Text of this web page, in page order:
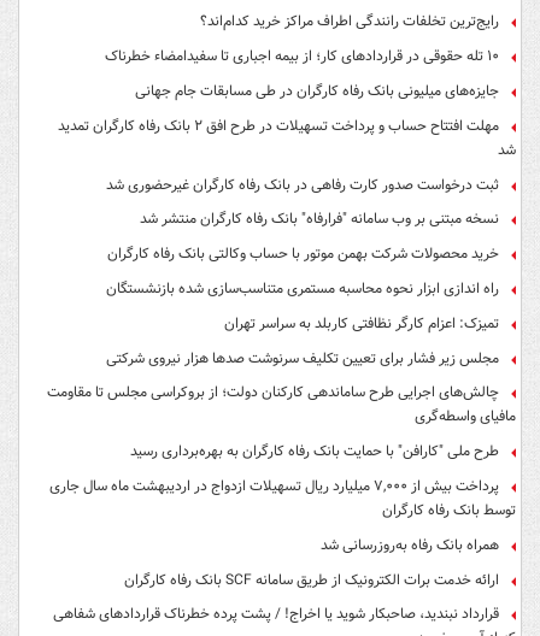
رایج‌ترین تخلفات رانندگی اطراف مراکز خرید کدام‌اند؟
۱۰ تله حقوقی در قراردادهای کار؛ از بیمه اجباری تا سفیدامضاء خطرناک
جایزه‌های میلیونی بانک رفاه کارگران در طی مسابقات جام جهانی
مهلت افتتاح حساب و پرداخت تسهیلات در طرح افق ۲ بانک رفاه کارگران تمدید
شد
ثبت درخواست صدور کارت رفاهی در بانک رفاه کارگران غیرحضوری شد
نسخه مبتنی بر وب سامانه "فرارفاه" بانک رفاه کارگران منتشر شد
خرید محصولات شرکت بهمن موتور با حساب وکالتی بانک رفاه کارگران
راه اندازی ابزار نحوه محاسبه مستمری متناسب‌سازی شده بازنشستگان
تمیزک: اعزام کارگر نظافتی کاربلد به سراسر تهران
مجلس زیر فشار برای تعیین تکلیف سرنوشت صدها هزار نیروی شرکتی
چالش‌های اجرایی طرح ساماندهی کارکنان دولت؛ از بروکراسی مجلس تا مقاومت
مافیای واسطه‌گری
طرح ملی "کارافن" با حمایت بانک رفاه کارگران به بهره‌برداری رسید
پرداخت بیش از ۷,۰۰۰ میلیارد ریال تسهیلات ازدواج در اردیبهشت ماه سال جاری
توسط بانک رفاه کارگران
همراه بانک رفاه به‌روزرسانی شد
ارائه خدمت برات الکترونیک از طریق سامانه SCF بانک رفاه کارگران
قرارداد نبندید، صاحبکار شوید یا اخراج! / پشت پرده خطرناک قراردادهای شفاهی